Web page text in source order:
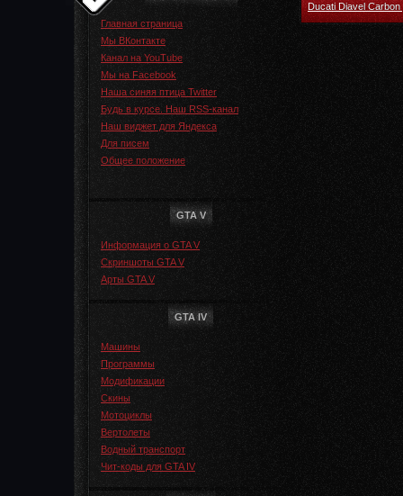
Главная страница
Мы ВКонтакте
Канал на YouTube
Мы на Facebook
Наша синяя птица Twitter
Будь в курсе. Наш RSS-канал
Наш виджет для Яндекса
Для писем
Общее положение
GTA V
Информация о GTA V
Скриншоты GTA V
Арты GTA V
GTA IV
Машины
Программы
Модификации
Скины
Мотоциклы
Вертолеты
Водный транспорт
Чит-коды для GTA IV
Ducati Diavel Carbon